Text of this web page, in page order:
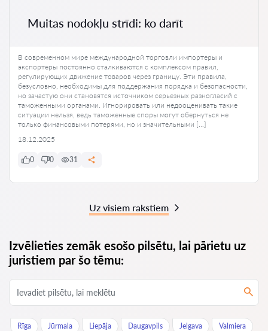
Muitas nodokļu strīdi: ko darīt
В современном мире международной торговли импортеры и
экспортеры постоянно сталкиваются с комплексом правил,
регулирующих движение товаров через границу. Эти правила,
безусловно, необходимы для поддержания порядка и безопасности,
но зачастую они становятся источником серьезных разногласий с
таможенными органами. Игнорировать или недооценивать такие
ситуации нельзя, ведь таможенные споры могут обернуться не
только финансовыми потерями, но и значительными […]
18.12.2025
0 0 31
Uz visiem rakstiem
Izvēlieties zemāk esošo pilsētu, lai pārietu uz
juristiem par šo tēmu:
Rīga Jūrmala Liepāja Daugavpils Jelgava Valmiera